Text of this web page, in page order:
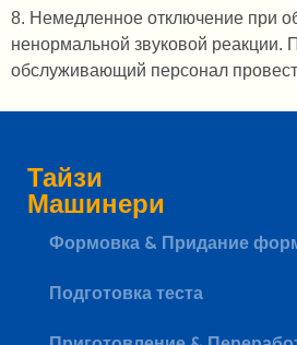
8. Немедленное отключение при
ненормальной звуковой реакции.
обслуживающий персонал
Тайзи
Машинери
Формовка & Придание
Подготовка теста